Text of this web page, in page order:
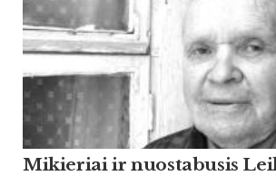
Mikieriai ir nuostabusis